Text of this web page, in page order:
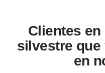
Clientes
silvestre que
en